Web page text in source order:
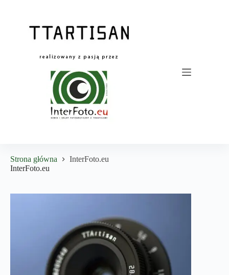
Strona główna
InterFoto.eu
InterFoto.eu